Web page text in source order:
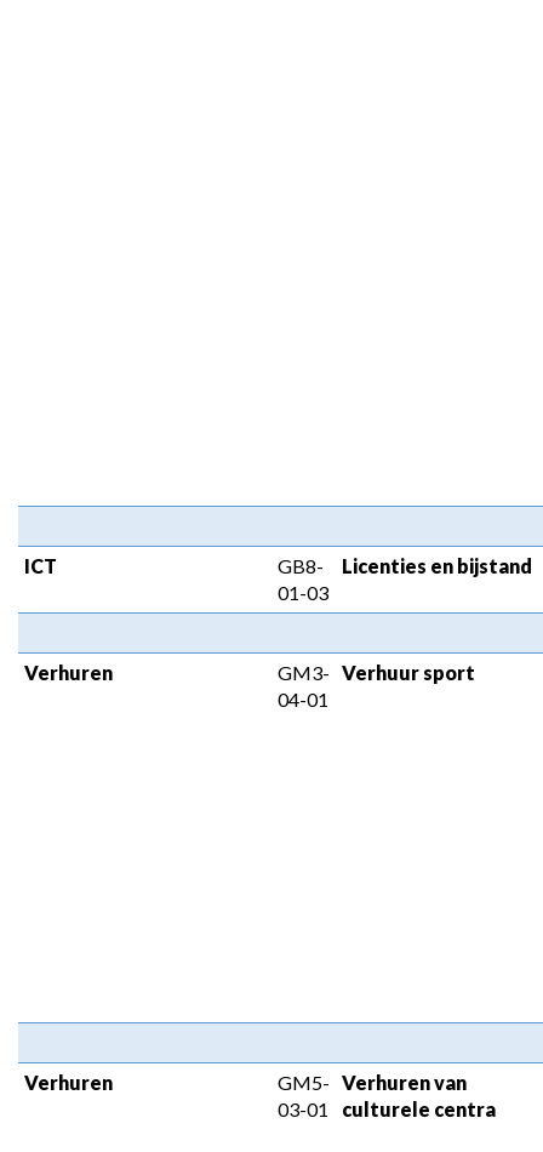
ICT
GB8-
01-03
Licenties en bijstand
Verhuren
GM3-
04-01
Verhuur sport
Verhuren
GM5-
03-01
Verhuren van
culturele centra